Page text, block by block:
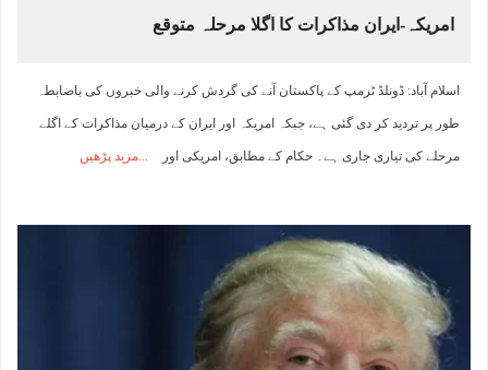
امریکہ-ایران مذاکرات کا اگلا مرحلہ متوقع
اسلام آباد: ڈونلڈ ٹرمپ کے پاکستان آنے کی گردش کرنے والی خبروں کی باضابطہ
طور پر تردید کر دی گئی ہے، جبکہ امریکہ اور ایران کے درمیان مذاکرات کے اگلے
مرحلے کی تیاری جاری ہے۔ حکام کے مطابق، امریکی اور مزید پڑھیں